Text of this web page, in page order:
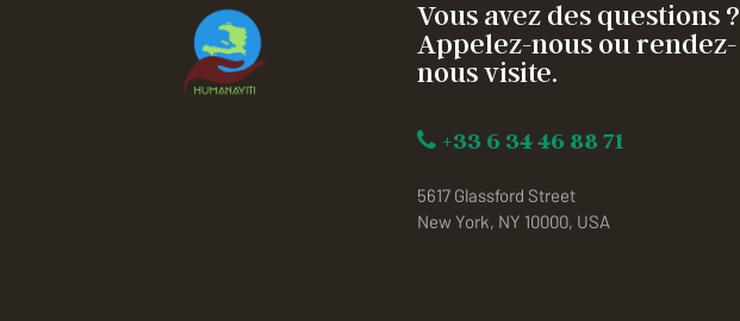
Vous avez des questions ?
Appelez-nous ou rendez-
nous visite.
+33 6 34 46 88 71
5617 Glassford Street
New York, NY 10000, USA